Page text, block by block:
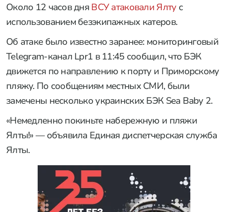
Около 12 часов дня ВСУ атаковали Ялтус
использованием безэкипажных катеров.
Об атаке было известно заранее: мониторинговый
Telegram-канал Lpr1 в 11:45 сообщил, что БЭК
движется по направлению к порту и Приморскому
пляжу. По сообщениям местных СМИ, были
замечены несколько украинских БЭК Sea Baby 2.
«Немедленно покиньте набережную и пляжи
Ялты!» — объявила Единая диспетчерская служба
Ялты.